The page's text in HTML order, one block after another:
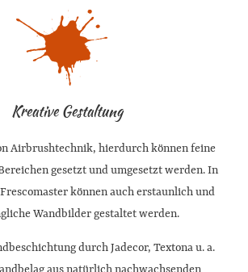
Kreative Gestaltung
Airbrushtechnik, hierdurch können feine
gesetzt und umgesetzt werden. In
können auch erstaunlich und
Wandbilder gestaltet werden.
durch Jadecor, Textona u. a.
aus natürlich nachwachsenden